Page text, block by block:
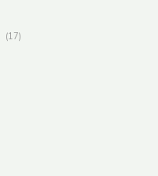
(17)